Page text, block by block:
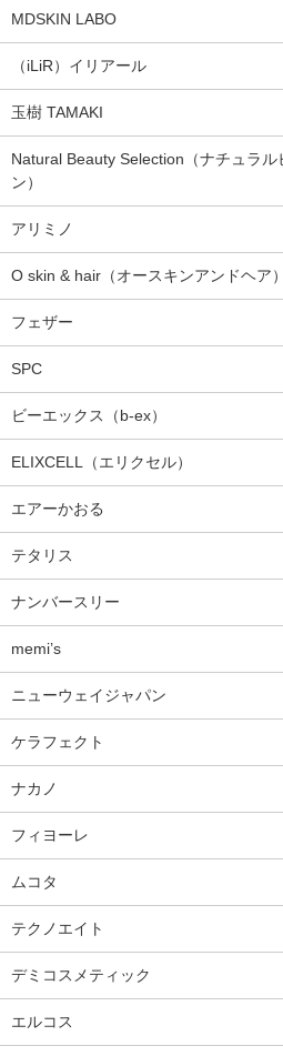
MDSKIN LABO
（iLiR）イリアール
玉樹 TAMAKI
Natural Beauty Selection（ナチュラル
ン）
アリミノ
O skin & hair（オースキンアンドヘア）
フェザー
SPC
ビーエックス（b-ex）
ELIXCELL（エリクセル）
エアーかおる
テタリス
ナンバースリー
memi’s
ニューウェイジャパン
ケラフェクト
ナカノ
フィヨーレ
ムコタ
テクノエイト
デミコスメティック
エルコス